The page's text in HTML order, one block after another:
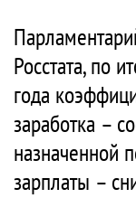
Росстата, по
года
заработка –
назначенной
зарплаты –